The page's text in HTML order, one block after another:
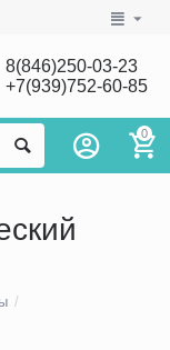
8(846)250-03-23
+7(939)752-60-85
0
/